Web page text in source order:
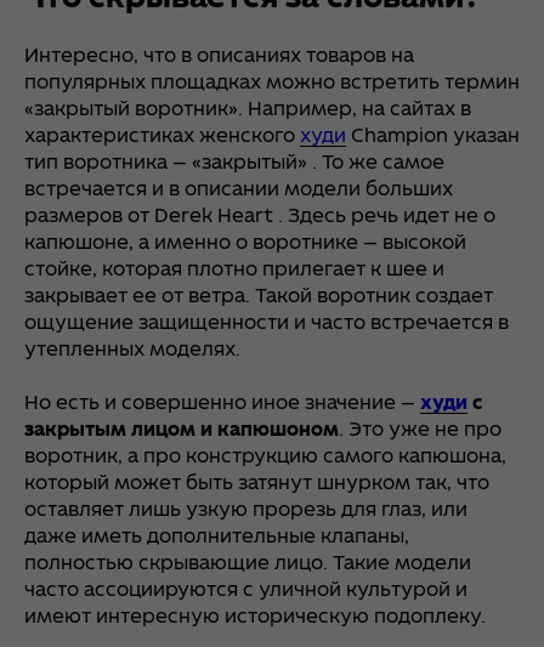
Интересно, что в описаниях товаров на
популярных площадках можно встретить термин
«закрытый воротник». Например, на сайтах в
характеристиках женского худи Champion указан
тип воротника — «закрытый» . То же самое
встречается и в описании модели больших
размеров от Derek Heart . Здесь речь идет не о
капюшоне, а именно о воротнике — высокой
стойке, которая плотно прилегает к шее и
закрывает ее от ветра. Такой воротник создает
ощущение защищенности и часто встречается в
утепленных моделях.
Но есть и совершенно иное значение — худи с
закрытым лицом и капюшоном . Это уже не про
воротник, а про конструкцию самого капюшона,
который может быть затянут шнурком так, что
оставляет лишь узкую прорезь для глаз, или
даже иметь дополнительные клапаны,
полностью скрывающие лицо. Такие модели
часто ассоциируются с уличной культурой и
имеют интересную историческую подоплеку.